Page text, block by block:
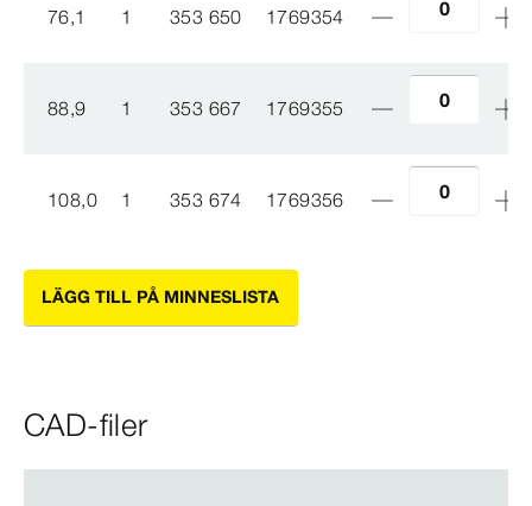
76,1 1 353 650 1769354
88,9 1 353 667 1769355
108,0 1 353 674 1769356
LÄGG TILL PÅ MINNESLISTA
CAD-filer